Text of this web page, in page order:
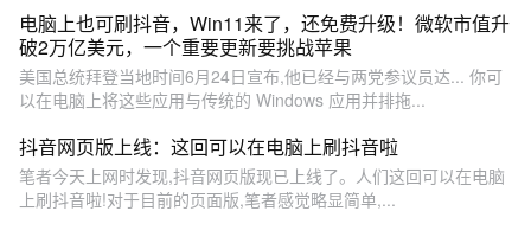
电脑上也可刷抖音，Win11来了，还免费升级！微软市值升
破2万亿美元，一个重要更新要挑战苹果
美国总统拜登当地时间6月24日宣布,他已经与两党参议员达... 你可
以在电脑上将这些应用与传统的 Windows 应用并排拖...
抖音网页版上线：这回可以在电脑上刷抖音啦
笔者今天上网时发现,抖音网页版现已上线了。人们这回可以在电脑
上刷抖音啦!对于目前的页面版,笔者感觉略显简单,...